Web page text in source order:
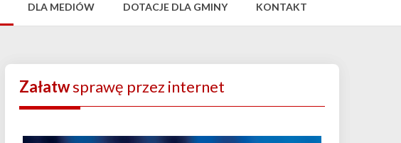
DLA MEDIÓW DOTACJE DLA GMINY KONTAKT
Załatwsprawę przez internet